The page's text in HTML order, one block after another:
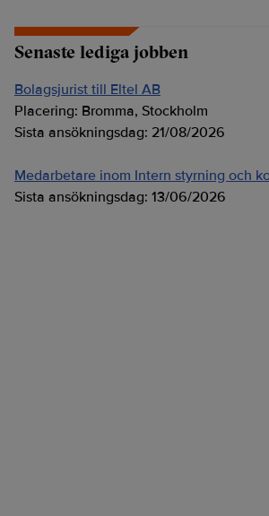
Senaste lediga jobben
Bolagsjurist till Eltel AB
Placering: Bromma, Stockholm
Sista ansökningsdag: 21/08/2026
Medarbetare inom Intern styrning och
Sista ansökningsdag: 13/06/2026